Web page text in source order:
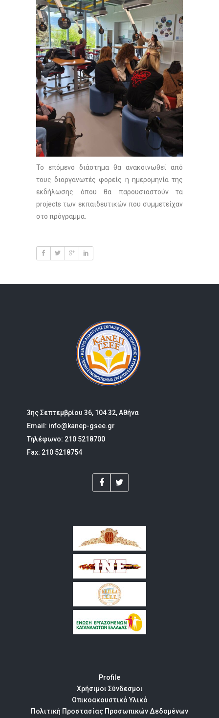
Το επόμενο διάστημα θα ανακοινωθεί από
τους διοργανωτές φορείς η ημερομηνία της
εκδήλωσης όπου θα παρουσιαστούν τα
projects των εκπαιδευτικών που συμμετείχαν
στο πρόγραμμα.
3ης Σεπτεμβρίου 36, 104 32, Αθήνα
Email: info@kanep-gsee.gr
Τηλέφωνο: 210 5218700
Fax: 210 5218754
Profile
Χρήσιμοι Σύνδεσμοι
Οπικοακουστικό Υλικό
Πολιτική Προστασίας Προσωπικών Δεδομένων